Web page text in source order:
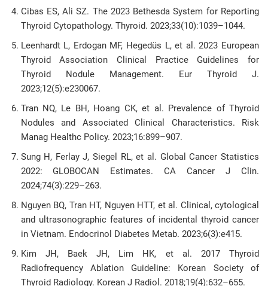
Cibas ES, Ali SZ. The 2023 Bethesda System for Reporting
Thyroid Cytopathology. Thyroid. 2023;33(10):1039–1044.
Leenhardt L, Erdogan MF, Hegedüs L, et al. 2023 European
Thyroid Association Clinical Practice Guidelines for
Thyroid Nodule Management. Eur Thyroid J.
2023;12(5):e230067.
Tran NQ, Le BH, Hoang CK, et al. Prevalence of Thyroid
Nodules and Associated Clinical Characteristics. Risk
Manag Healthc Policy. 2023;16:899–907.
Sung H, Ferlay J, Siegel RL, et al. Global Cancer Statistics
2022: GLOBOCAN Estimates. CA Cancer J Clin.
2024;74(3):229–263.
Nguyen BQ, Tran HT, Nguyen HTT, et al. Clinical, cytological
and ultrasonographic features of incidental thyroid cancer
in Vietnam. Endocrinol Diabetes Metab. 2023;6(3):e415.
Kim JH, Baek JH, Lim HK, et al. 2017 Thyroid
Radiofrequency Ablation Guideline: Korean Society of
Thyroid Radiology. Korean J Radiol. 2018;19(4):632–655.